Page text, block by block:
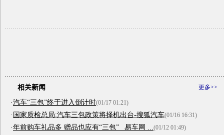
更多>>
相关新闻
·汽车“三包”终于进入倒计时(01/17 01:21)
·国家质检总局:汽车三包政策将择机出台-搜狐汽车(01/16 16:31)
·年前购车礼品多 赠品也应有“三包” _易车网 ... (01/12 01:49)